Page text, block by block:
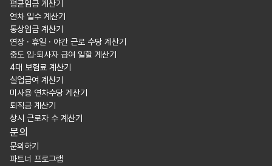
평균임금 계산기
연차 일수 계산기
통상임금 계산기
연장 · 휴일 · 야간 근로 수당 계산기
중도 입·퇴사자 급여 일할 계산기
4대 보험료 계산기
실업급여 계산기
미사용 연차수당 계산기
퇴직금 계산기
상시 근로자 수 계산기
문의
문의하기
파트너 프로그램